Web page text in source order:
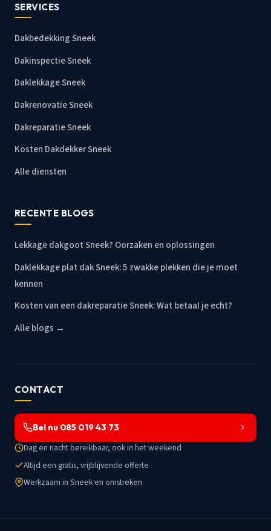
SERVICES
Dakbedekking Sneek
Dakinspectie Sneek
Daklekkage Sneek
Dakrenovatie Sneek
Dakreparatie Sneek
Kosten Dakdekker Sneek
Alle diensten
RECENTE BLOGS
Lekkage dakgoot Sneek? Oorzaken en oplossingen
Daklekkage plat dak Sneek: 5 zwakke plekken die je moet
kennen
Kosten van een dakreparatie Sneek: Wat betaal je echt?
Alle blogs →
CONTACT
Bel nu 085 019 43 73
Dag en nacht bereikbaar, ook in het weekend
Altijd een gratis, vrijblijvende offerte
Werkzaam in Sneek en omstreken